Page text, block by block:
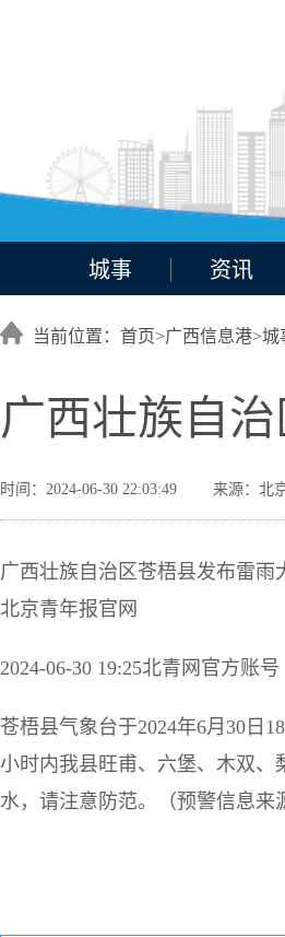
城事 资讯
当前位置：首页>广西信息港>城
广西壮族自
时间：2024-06-30 22:03:49 来源：北
广西壮族自治区苍梧县发布雷雨
北京青年报官网
2024-06-30 19:25北青网官方账号
苍梧县气象台于2024年6月30日
小时内我县旺甫、六堡、木双、
水，请注意防范。（预警信息